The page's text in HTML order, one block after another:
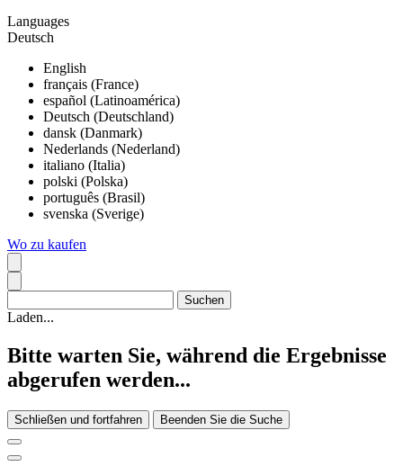
Languages
Deutsch
English
français (France)
español (Latinoamérica)
Deutsch (Deutschland)
dansk (Danmark)
Nederlands (Nederland)
italiano (Italia)
polski (Polska)
português (Brasil)
svenska (Sverige)
Wo zu kaufen
Laden...
Bitte warten Sie, während die Ergebnisse
abgerufen werden...
Schließen und fortfahren Beenden Sie die Suche